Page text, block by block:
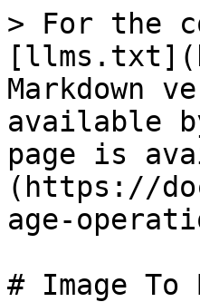
> For the
Markdown
available
page is
(https://
age-
# Image To